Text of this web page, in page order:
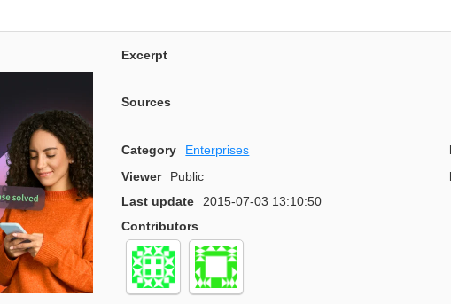
Excerpt
Sources
Category Enterprises
Viewer
Public
Last update
2015-07-03 13:10:50
Contributors